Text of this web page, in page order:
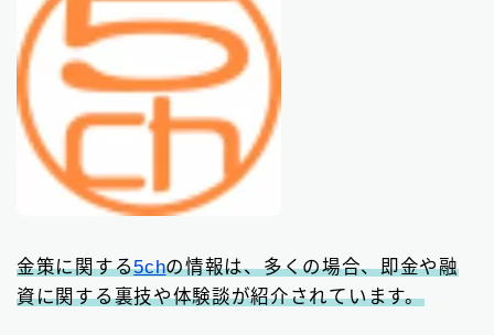
金策に関する5chの情報は、多くの場合、即金や融
資に関する裏技や体験談が紹介されています。